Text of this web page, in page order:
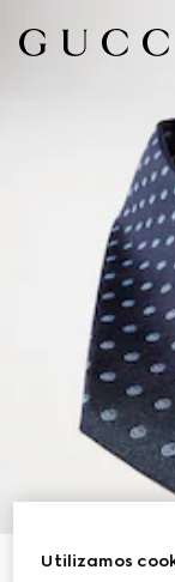
Corbata de
Utilizamos